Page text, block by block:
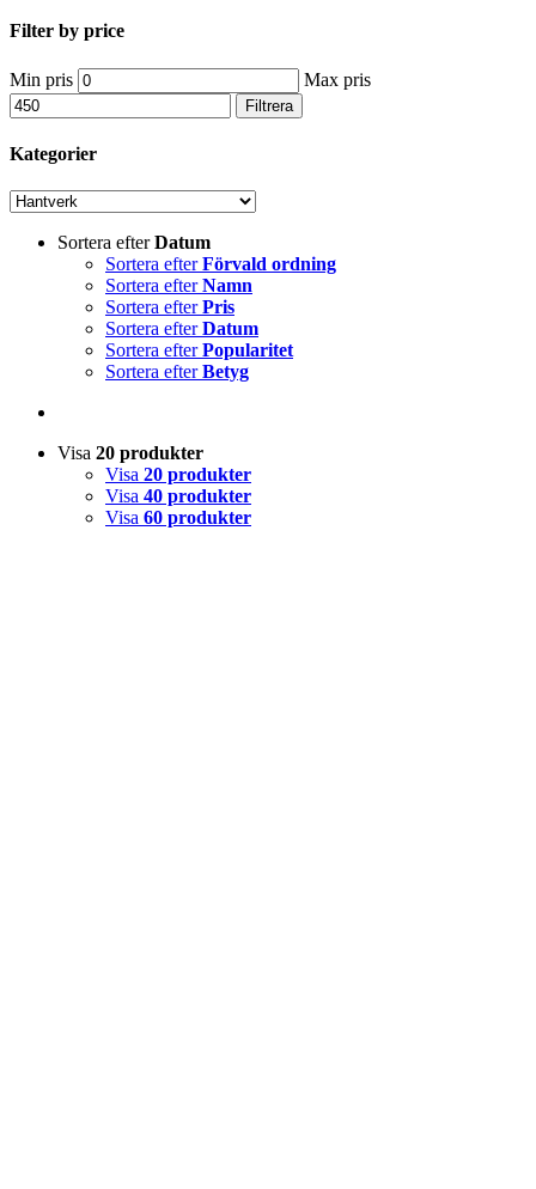
Filter by price
Min pris Max pris
Filtrera
Kategorier
Sortera efterDatum
Sortera efterFörvald ordning
Sortera efterNamn
Sortera efterPris
Sortera efterDatum
Sortera efterPopularitet
Sortera efterBetyg
Visa 20 produkter
Visa 20 produkter
Visa 40 produkter
Visa 60 produkter